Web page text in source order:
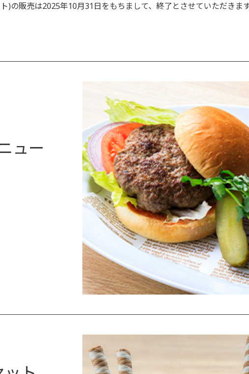
の販売は2025年10月31日をもちまして、終了とさせていただきます
ュー